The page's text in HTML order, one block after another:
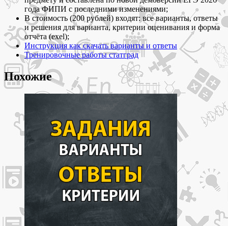
ответыгода ФИПИ с последними изменениями;
В стоимость (200 рублей) входят: все варианты, ответы
и решения для варианта, критерии оценивания и форма
отчёта (exel);
Инструкция как скачать варианты и ответы
Тренировочные работы статград
Похожие